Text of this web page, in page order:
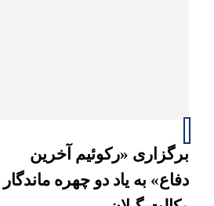
برگزاری «رکوئیم آخرین
دفاع» به یاد دو چهره ماندگار